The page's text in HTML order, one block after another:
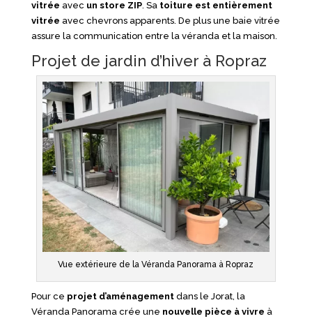
vitrée avec un store ZIP. Sa toiture est entièrement
vitrée avec chevrons apparents. De plus une baie vitrée
assure la communication entre la véranda et la maison.
Projet de jardin d’hiver à Ropraz
Vue extérieure de la Véranda Panorama à Ropraz
Pour ce projet d’aménagementdans le Jorat, la
Véranda Panorama crée une nouvelle pièce à vivre à